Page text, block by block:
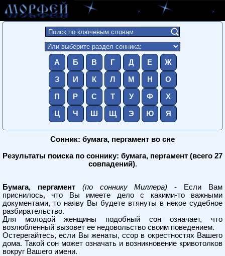
А Б В Г Д Е Ж
З И К Л М Н О
П Р С Т У Ф Х
Ц Ч Ш Щ Э Ю Я
Сонник: бумага, пергамент во сне
Результаты поиска по соннику: бумага, пергамент (всего 27
совпадений).
Бумага, пергамент (по соннику Миллера) - Если Вам
приснилось, что Вы имеете дело с какими-то важными
документами, то наяву Вы будете втянуты в некое судебное
разбирательство.
Для молодой женщины подобный сон означает, что
возлюбленный вызовет ее недовольство своим поведением.
Остерегайтесь, если Вы женаты, ссор в окрестностях Вашего
дома. Такой сон может означать и возникновение кривотолков
вокруг Вашего имени.